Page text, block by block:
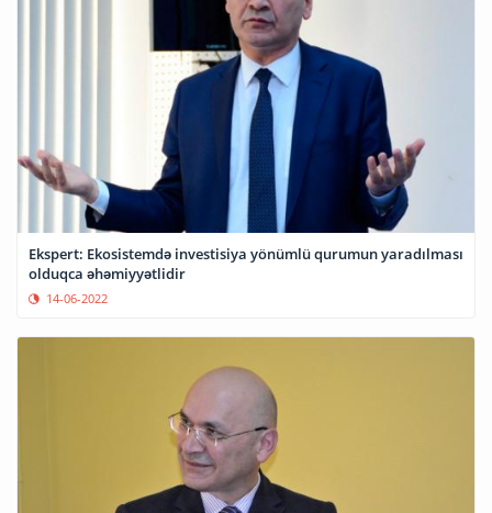
Ekspert: Ekosistemdə investisiya yönümlü qurumun yaradılması
olduqca əhəmiyyətlidir
14-06-2022